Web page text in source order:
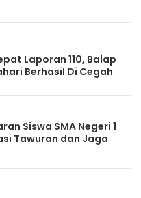
Laporan 110, Balap
Berhasil Di Cegah
Siswa SMA Negeri 1
Tawuran dan Jaga